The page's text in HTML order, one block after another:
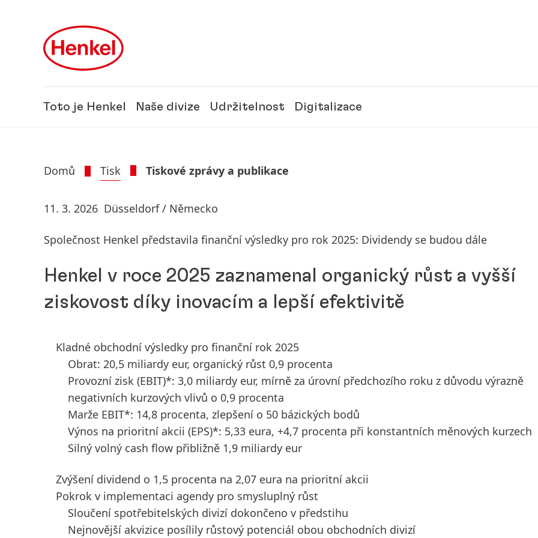
Toto je Henkel Naše divize Udržitelnost Digitalizace
Domů Tisk Tiskové zprávy a publikace
11. 3. 2026 Düsseldorf / Německo
Společnost Henkel představila finanční výsledky pro rok 2025: Dividendy se budou dále
Henkel v roce 2025 zaznamenal organický růst a vyšší
ziskovost díky inovacím a lepší efektivitě
Kladné obchodní výsledky pro finanční rok 2025
Obrat: 20,5 miliardy eur, organický růst 0,9 procenta
Provozní zisk (EBIT)*: 3,0 miliardy eur, mírně za úrovní předchozího roku z důvodu výrazně
negativních kurzových vlivů o 0,9 procenta
Marže EBIT*: 14,8 procenta, zlepšení o 50 bázických bodů
Výnos na prioritní akcii (EPS)*: 5,33 eura, +4,7 procenta při konstantních měnových kurzech
Silný volný cash flow přibližně 1,9 miliardy eur
Zvýšení dividend o 1,5 procenta na 2,07 eura na prioritní akcii
Pokrok v implementaci agendy pro smysluplný růst
Sloučení spotřebitelských divizí dokončeno v předstihu
Nejnovější akvizice posílily růstový potenciál obou obchodních divizí